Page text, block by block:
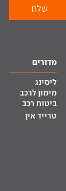
מדורים
ליסינג
מימון לרכב
ביטוח רכב
טרייד אין